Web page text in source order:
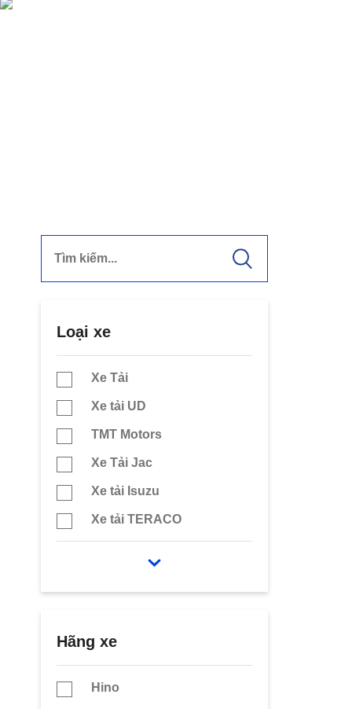
Loại xe
Xe Tải
Xe tải UD
TMT Motors
Xe Tải Jac
Xe tải Isuzu
Xe tải TERACO
Xe Tải Thaco
Hãng xe
Hino